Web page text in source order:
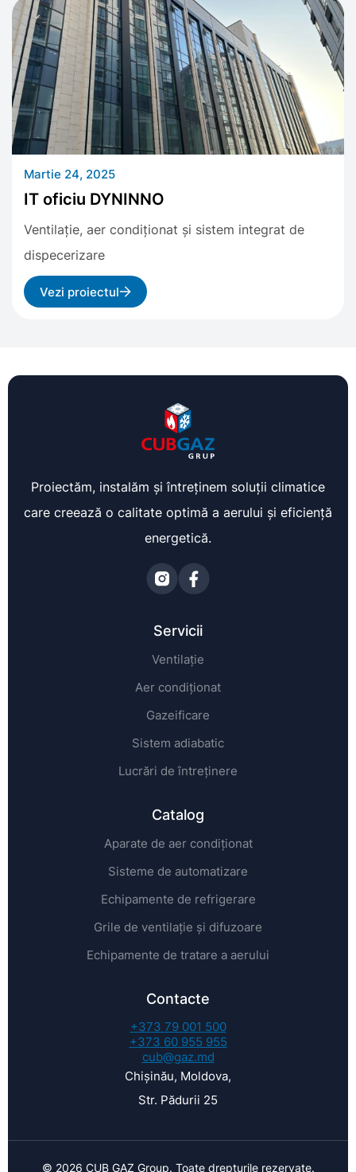
Martie 24, 2025
IT oficiu DYNINNO
Ventilație, aer condiționat și sistem integrat de
dispecerizare
Vezi proiectul
Proiectăm, instalăm și întreținem soluții climatice
care creează o calitate optimă a aerului și eficiență
energetică.
Servicii
Ventilație
Aer condiționat
Gazeificare
Sistem adiabatic
Lucrări de întreținere
Catalog
Aparate de aer condiționat
Sisteme de automatizare
Echipamente de refrigerare
Grile de ventilație și difuzoare
Echipamente de tratare a aerului
Contacte
+373 79 001 500
+373 60 955 955
cub@gaz.md
Chișinău, Moldova,
Str. Pădurii 25
© 2026 CUB GAZ Group. Toate drepturile rezervate.